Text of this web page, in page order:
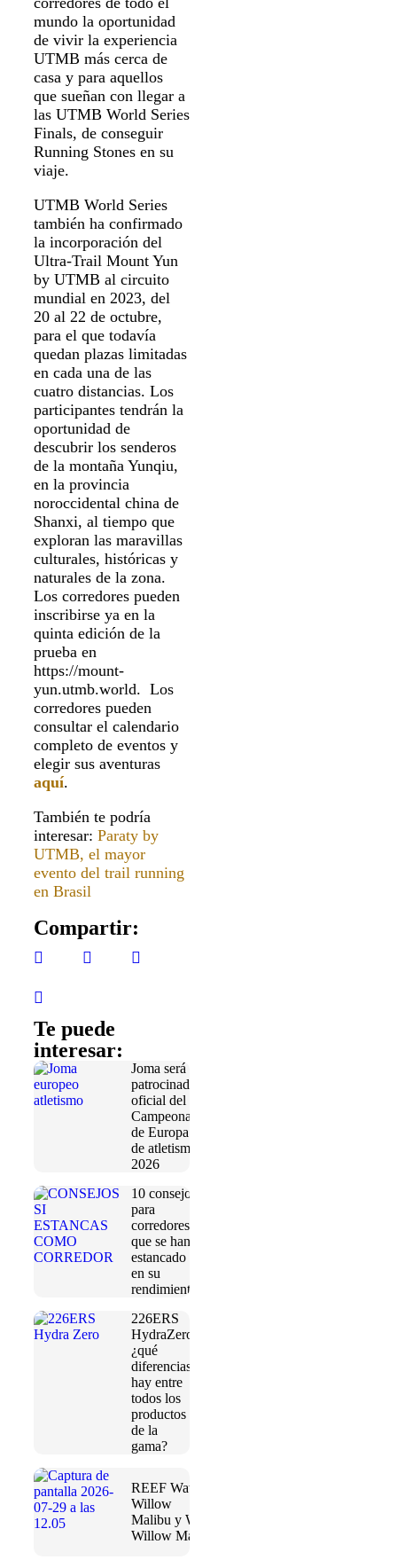
mundo la oportunidad
de vivir la experiencia
UTMB más cerca de
casa y para aquellos
que sueñan con llegar a
las UTMB World Series
Finals, de conseguir
Running Stones en su
viaje.
UTMB World Series
también ha confirmado
la incorporación del
Ultra-Trail Mount Yun
by UTMB al circuito
mundial en 2023, del
20 al 22 de octubre,
para el que todavía
quedan plazas limitadas
en cada una de las
cuatro distancias. Los
participantes tendrán la
oportunidad de
descubrir los senderos
de la montaña Yunqiu,
en la provincia
noroccidental china de
Shanxi, al tiempo que
exploran las maravillas
culturales, históricas y
naturales de la zona.
Los corredores pueden
inscribirse ya en la
quinta edición de la
prueba en
https://mount-
yun.utmb.world. Los
corredores pueden
consultar el calendario
completo de eventos y
elegir sus aventuras
aquí.
También te podría
interesar: Paraty by
UTMB, el mayor
evento del trail running
en Brasil
Compartir:
Te puede
interesar:
Joma será
patrocinador
oficial del
Campeonato
de Europa
de atletismo
2026
10 consejos
para
corredores
que se han
estancado
en su
rendimiento
226ERS
HydraZero:
¿qué
diferencias
hay entre
todos los
productos
de la
gama?
REEF Water
Willow
Malibu y Water
Willow Maya